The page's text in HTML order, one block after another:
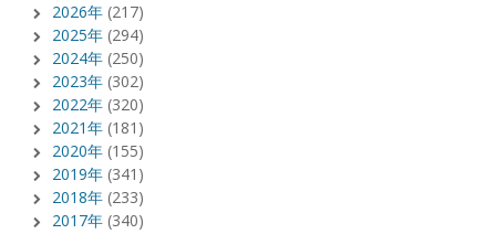
2026年 (217)
2025年 (294)
2024年 (250)
2023年 (302)
2022年 (320)
2021年 (181)
2020年 (155)
2019年 (341)
2018年 (233)
2017年 (340)